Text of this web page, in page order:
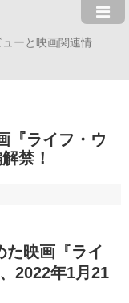
ーと映画関連情
『ライフ・ウ
禁！
た映画『ライ
2022年1月21